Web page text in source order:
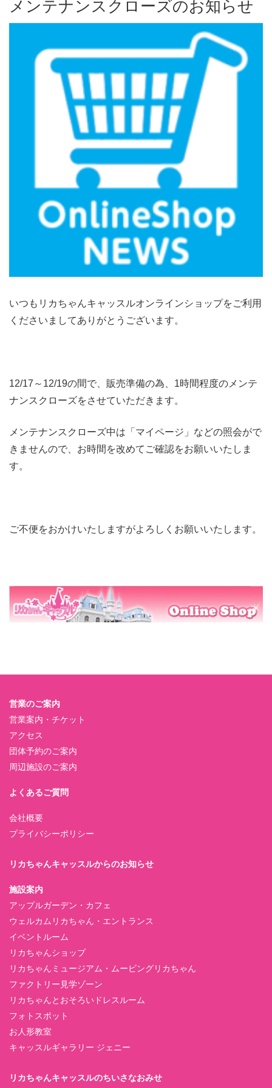
メンテナンスクローズのお知らせ
いつもリカちゃんキャッスルオンラインショップをご利用
くださいましてありがとうございます。
12/17～12/19の間で、販売準備の為、1時間程度のメンテ
ナンスクローズをさせていただきます。
メンテナンスクローズ中は「マイページ」などの照会がで
きませんので、お時間を改めてご確認をお願いいたしま
す。
ご不便をおかけいたしますがよろしくお願いいたします。
営業のご案内
営業案内・チケット
アクセス
団体予約のご案内
周辺施設のご案内
よくあるご質問
会社概要
プライバシーポリシー
リカちゃんキャッスルからのお知らせ
施設案内
アップルガーデン・カフェ
ウェルカムリカちゃん・エントランス
イベントルーム
リカちゃんショップ
リカちゃんミュージアム・ムービングリカちゃん
ファクトリー見学ゾーン
リカちゃんとおそろいドレスルーム
フォトスポット
お人形教室
キャッスルギャラリー ジェニー
リカちゃんキャッスルのちいさなおみせ